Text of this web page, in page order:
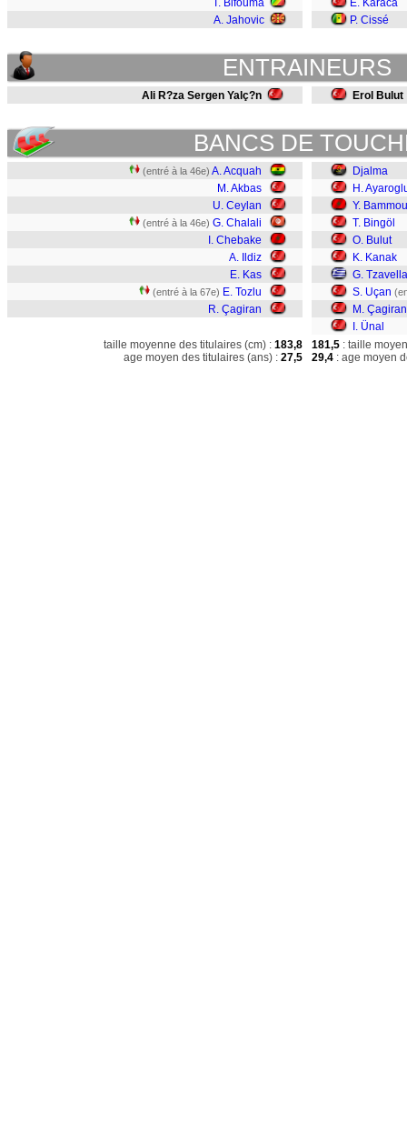
T. Bifouma
A. Jahovic
E. Karaca
P. Cissé
ENTRAINEURS
Ali R?za Sergen Yalç?n Erol Bulut
BANCS DE
(entré à la 46e) A. Acquah
M. Akbas
U. Ceylan
(entré à la 46e) G. Chalali
I. Chebake
A. Ildiz
E. Kas
(entré à la 67e) E. Tozlu
R. Çagiran
Djalma
H.
Y. Bammou
T. Bingöl
O. Bulut
K. Kanak
G.
S. Uçan
M. Çagiran
I. Ünal
taille moyenne des titulaires (cm) : 183,8
age moyen des titulaires (ans) : 27,5
181,5 : taille
29,4 : age moyen